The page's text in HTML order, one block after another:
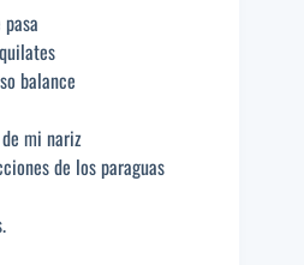
balance
mi nariz
de los paraguas